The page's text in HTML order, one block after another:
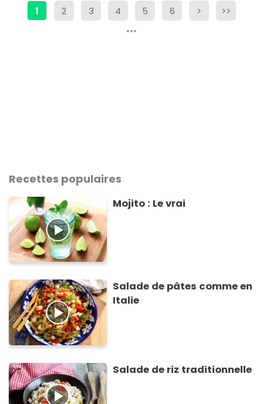
1 2 3 4 5 6 > >>
Recettes populaires
Mojito : Le vrai
Salade de pâtes comme en
Italie
Salade de riz traditionnelle